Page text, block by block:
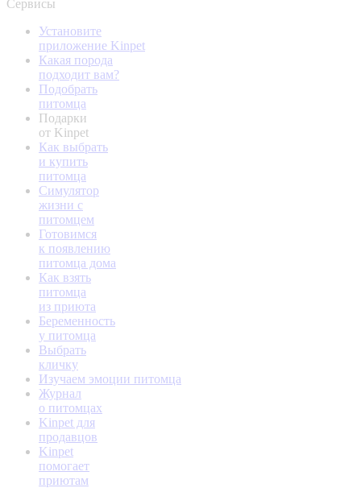
Сервисы
Установите
приложение Kinpet
Какая порода
подходит вам?
Подобрать
питомца
Подарки
от Kinpet
Как выбрать
и купить
питомца
Симулятор
жизни с
питомцем
Готовимся
к появлению
питомца дома
Как взять
питомца
из приюта
Беременность
у питомца
Выбрать
кличку
Изучаем эмоции питомца
Журнал
о питомцах
Kinpet для
продавцов
Kinpet
помогает
приютам